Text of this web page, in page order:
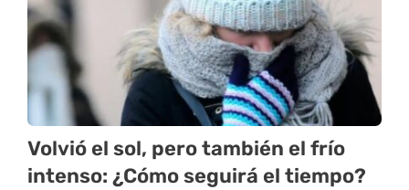
Volvió el sol, pero también el frío
intenso: ¿Cómo seguirá el tiempo?